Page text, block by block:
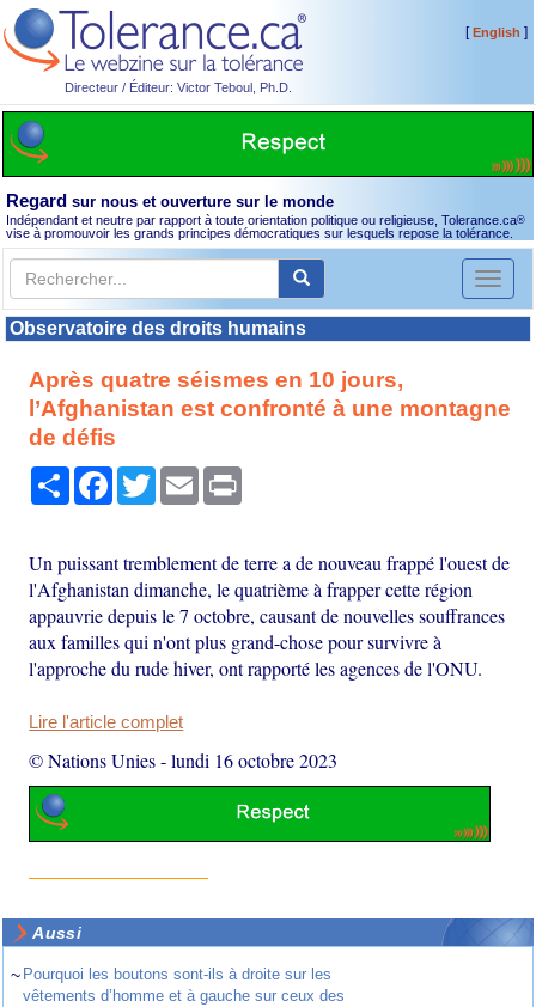
Directeur / Éditeur: Victor Teboul, Ph.D.
[English ]
Regard sur nous et ouverture sur le monde
Indépendant et neutre par rapport à toute orientation politique ou religieuse, Tolerance.ca®
vise à promouvoir les grands principes démocratiques sur lesquels repose la tolérance.
Toggle
Observatoire des droits humains
Après quatre séismes en 10 jours,
l’Afghanistan est confronté à une montagne
de défis
PartagerFacebook
TwitterEmail
Un puissant tremblement de terre a de nouveau frappé l'ouest de
l'Afghanistan dimanche, le quatrième à frapper cette région
appauvrie depuis le 7 octobre, causant de nouvelles souffrances
aux familles qui n'ont plus grand-chose pour survivre à
l'approche du rude hiver, ont rapporté les agences de l'ONU.
Lire l'article complet
© Nations Unies-lundi 16 octobre 2023
Aussi
~ Pourquoi les boutons sont-ils à droite sur les
vêtements d’homme et à gauche sur ceux des